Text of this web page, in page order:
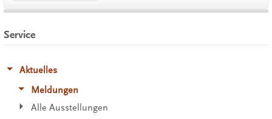
Service
Aktuelles
Meldungen
Alle Ausstellungen